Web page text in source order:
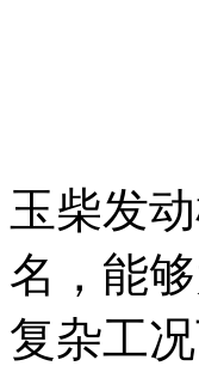
玉柴发
名，能
复杂工